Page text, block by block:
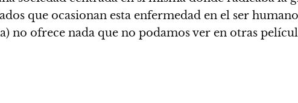
que ocasionan esta enfermedad en el ser
no ofrece nada que no podamos ver en otras